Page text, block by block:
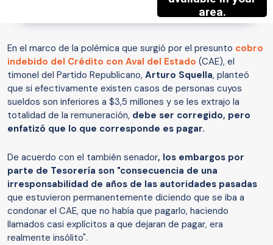
En el marco de la polémica que surgió por el presunto cobro
indebido del Crédito con Aval del Estado (CAE), el
timonel del Partido Republicano, Arturo Squella, planteó
que si efectivamente existen casos de personas cuyos
sueldos son inferiores a $3,5 millones y se les extrajo la
totalidad de la remuneración, debe ser corregido, pero
enfatizó que lo que corresponde es pagar.
De acuerdo con el también senador, los embargos por
parte de Tesorería son "consecuencia de una
irresponsabilidad de años de las autoridades pasadas
que estuvieron permanentemente diciendo que se iba a
condonar el CAE, que no había que pagarlo, haciendo
llamados casi explícitos a que dejaran de pagar, era
realmente insólito".